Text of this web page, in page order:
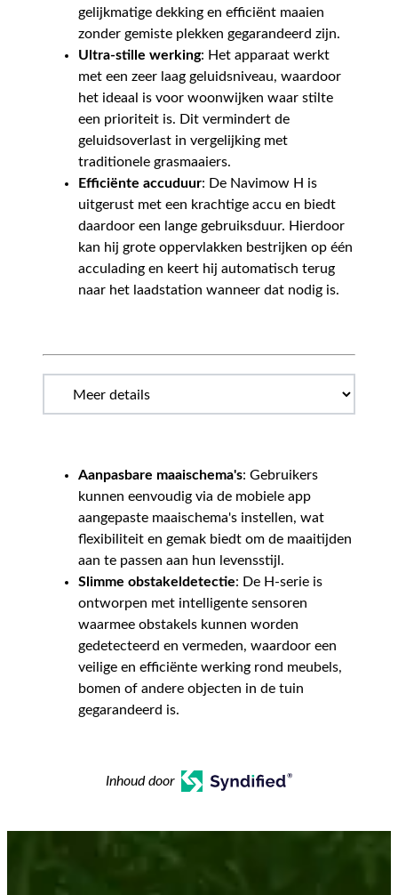
gelijkmatige dekking en efficiënt maaien
zonder gemiste plekken gegarandeerd zijn.
Ultra-stille werking: Het apparaat werkt
met een zeer laag geluidsniveau, waardoor
het ideaal is voor woonwijken waar stilte
een prioriteit is. Dit vermindert de
geluidsoverlast in vergelijking met
traditionele grasmaaiers.
Efficiënte accuduur: De Navimow H is
uitgerust met een krachtige accu en biedt
daardoor een lange gebruiksduur. Hierdoor
kan hij grote oppervlakken bestrijken op één
acculading en keert hij automatisch terug
naar het laadstation wanneer dat nodig is.
Aanpasbare maaischema's: Gebruikers
kunnen eenvoudig via de mobiele app
aangepaste maaischema's instellen, wat
flexibiliteit en gemak biedt om de maaitijden
aan te passen aan hun levensstijl.
Slimme obstakeldetectie: De H-serie is
ontworpen met intelligente sensoren
waarmee obstakels kunnen worden
gedetecteerd en vermeden, waardoor een
veilige en efficiënte werking rond meubels,
bomen of andere objecten in de tuin
gegarandeerd is.
Inhoud door